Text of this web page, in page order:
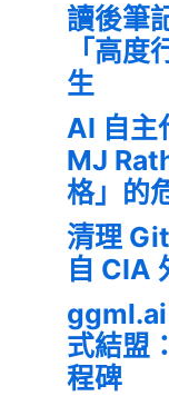
讀後筆
「高
生
AI 自主
MJ
格」的
清理
自 CIA
式結盟
程碑